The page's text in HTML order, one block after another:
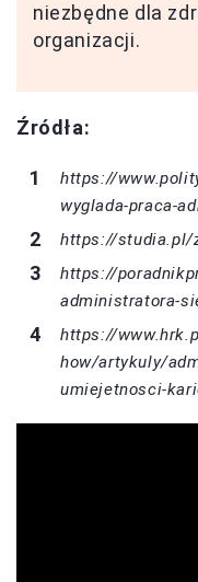
niezbędne dla
organizacji.
Źródła:
https://
wyglada-praca-
https://studia.pl/
https://
administratora-
https://
how/artykuly/
umiejetnosci-